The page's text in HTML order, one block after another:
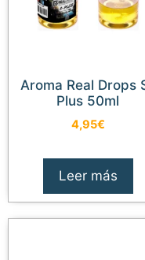
Aroma Real Drops S-
Plus 50ml
4,95€
Leer más